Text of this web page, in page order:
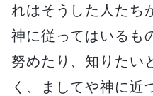
れはそうした人たち
神に従ってはいるも
努めたり、知りたい
く、ましてや神に近